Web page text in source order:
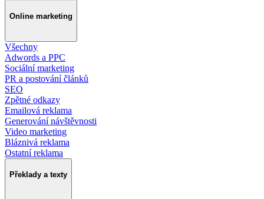
Online marketing
Všechny
Adwords a PPC
Sociální marketing
PR a postování článků
SEO
Zpětné odkazy
Emailová reklama
Generování návštěvnosti
Video marketing
Bláznivá reklama
Ostatní reklama
Překlady a texty